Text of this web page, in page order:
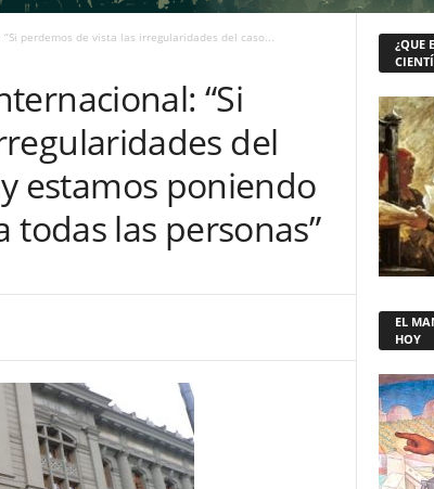
perdemos de vista las irregularidades del caso...
“Si
del
estamos poniendo
todas las personas”
¿QUE
EL
HOY